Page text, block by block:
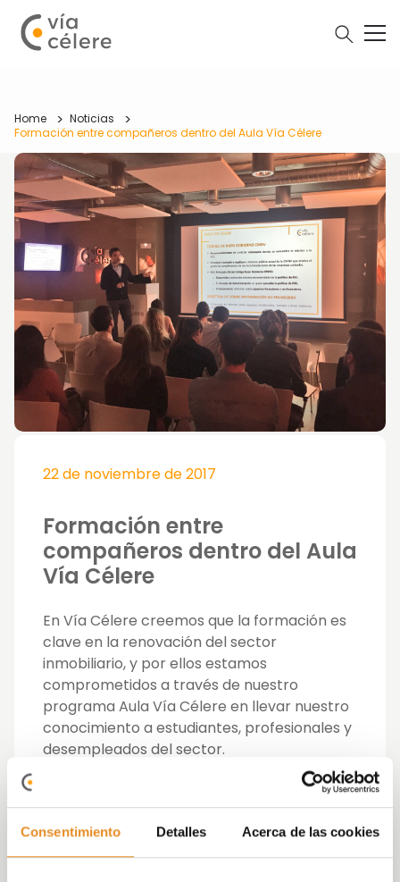
Consentimiento Detalles Acerca de las cookies
Home
Noticias
Formación entre compañeros dentro del Aula Vía Célere
22 de noviembre de 2017
Formación entre
compañeros dentro del Aula
Vía Célere
En Vía Célere creemos que la formación es
clave en la renovación del sector
inmobiliario, y por ellos estamos
comprometidos a través de nuestro
programa Aula Vía Célere en llevar nuestro
conocimiento a estudiantes, profesionales y
desempleados del sector.
Como parte de ese compromiso, hoy hemos
puesto en marcha las charlas formativas
entre compañeros, donde cualquiera dentro
de Vía Célere tiene la oportunidad de